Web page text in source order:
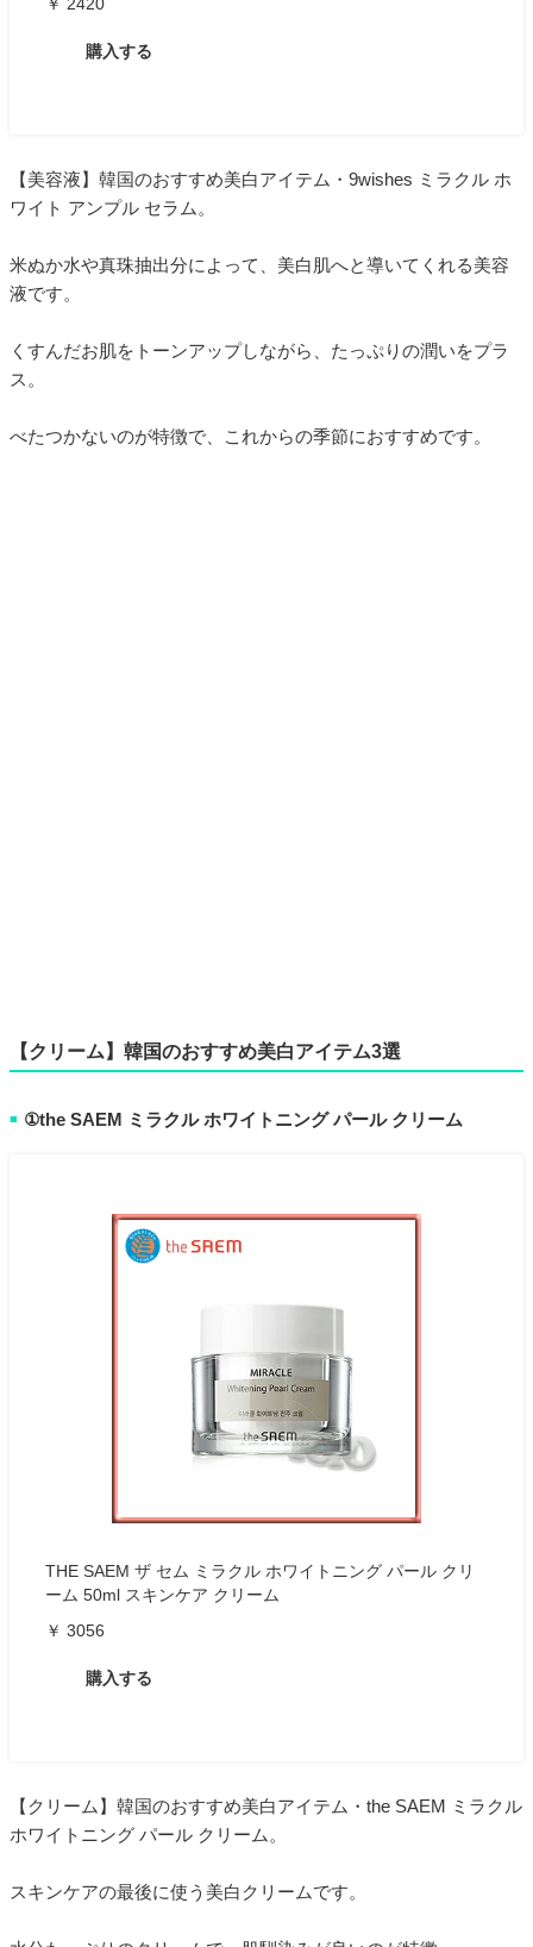
￥ 2420
購入する
【美容液】韓国のおすすめ美白アイテム・9wishes ミラクル ホ
ワイト アンプル セラム。
米ぬか水や真珠抽出分によって、美白肌へと導いてくれる美容
液です。
くすんだお肌をトーンアップしながら、たっぷりの潤いをプラ
ス。
べたつかないのが特徴で、これからの季節におすすめです。
【クリーム】韓国のおすすめ美白アイテム3選
■ ①the SAEM ミラクル ホワイトニング パール クリーム
THE SAEM ザ セム ミラクル ホワイトニング パール クリ
ーム 50ml スキンケア クリーム
￥ 3056
購入する
【クリーム】韓国のおすすめ美白アイテム・the SAEM ミラクル
ホワイトニング パール クリーム。
スキンケアの最後に使う美白クリームです。